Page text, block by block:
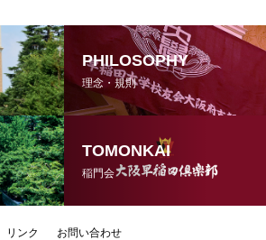
PHILOSOPHY
理念・規則
TOMONKAI
稲門会
リンク お問い合わせ